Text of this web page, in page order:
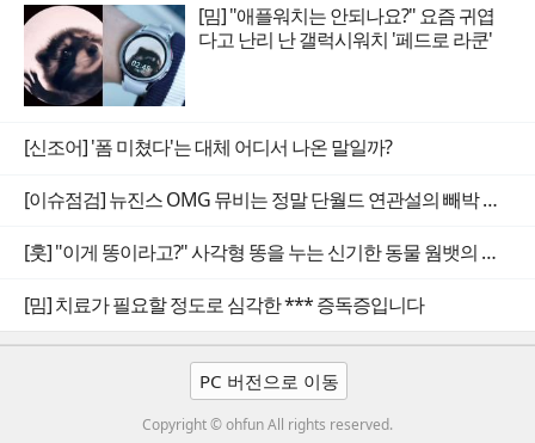
[밈] "애플워치는 안되나요?" 요즘 귀엽
다고 난리 난 갤럭시워치 '페드로 라쿤'
[신조어] '폼 미쳤다'는 대체 어디서 나온 말일까?
[이슈점검] 뉴진스 OMG 뮤비는 정말 단월드 연관설의 빼박 증거일까
[훗] "이게 똥이라고?" 사각형 똥을 누는 신기한 동물 웜뱃의 비밀
[밈] 치료가 필요할 정도로 심각한 *** 증독증입니다
PC 버전으로 이동
Copyright © ohfun All rights reserved.